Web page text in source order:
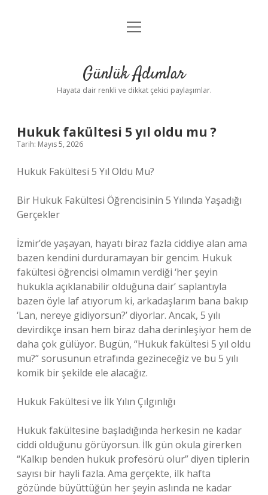
Anasayfa
Yasal Uyarı
menüyü
Günlük Adımlar
Hayata dair renkli ve dikkat çekici paylaşımlar.
Hukuk fakültesi 5 yıl oldu mu ?
Tarih: Mayıs 5, 2026
Hukuk Fakültesi 5 Yıl Oldu Mu?
Bir Hukuk Fakültesi Öğrencisinin 5 Yılında Yaşadığı
Gerçekler
İzmir’de yaşayan, hayatı biraz fazla ciddiye alan ama
bazen kendini durduramayan bir gencim. Hukuk
fakültesi öğrencisi olmamın verdiği ‘her şeyin
hukukla açıklanabilir olduğuna dair’ saplantıyla
bazen öyle laf atıyorum ki, arkadaşlarım bana bakıp
‘Lan, nereye gidiyorsun?’ diyorlar. Ancak, 5 yılı
devirdikçe insan hem biraz daha derinleşiyor hem de
daha çok gülüyor. Bugün, “Hukuk fakültesi 5 yıl oldu
mu?” sorusunun etrafında gezineceğiz ve bu 5 yılı
komik bir şekilde ele alacağız.
Hukuk Fakültesi ve İlk Yılın Çılgınlığı
Hukuk fakültesine başladığında herkesin ne kadar
ciddi olduğunu görüyorsun. İlk gün okula girerken
“Kalkıp benden hukuk profesörü olur” diyen tiplerin
sayısı bir hayli fazla. Ama gerçekte, ilk hafta
gözünde büyüttüğün her şeyin aslında ne kadar